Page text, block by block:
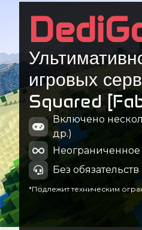
игровых
Squared
Включено
др.)
Неограниченное
Без
*Подлежит техническим